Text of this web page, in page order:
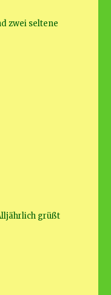
zwei seltene
grüßt